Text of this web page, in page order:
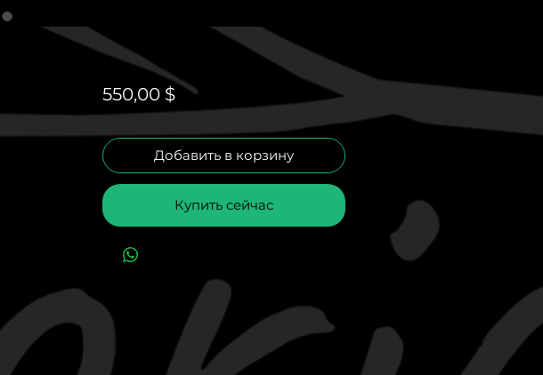
550,00 $Цена
Добавить в корзину
Купить сейчас